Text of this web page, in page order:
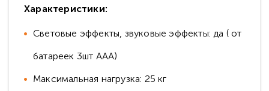
Характеристики:
Световые эффекты, звуковые эффекты: да ( от
батареек 3шт ААА)
Максимальная нагрузка: 25 кг